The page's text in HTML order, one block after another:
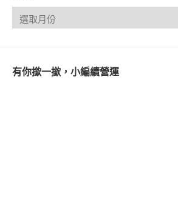
有你撳一撳，小編續營運